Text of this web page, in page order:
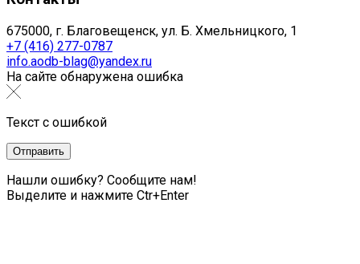
675000, г. Благовещенск, ул. Б. Хмельницкого, 1
+7 (416) 277-0787
info.aodb-blag@yandex.ru
На сайте обнаружена ошибка
Текст с ошибкой
Нашли ошибку? Сообщите нам!
Выделите и нажмите Ctr+Enter